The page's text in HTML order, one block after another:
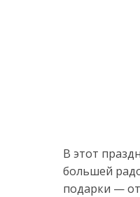
В этот
большей
подарки —